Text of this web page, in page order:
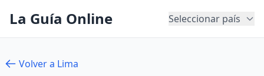
La Guía Online Seleccionar país
Volver a Lima